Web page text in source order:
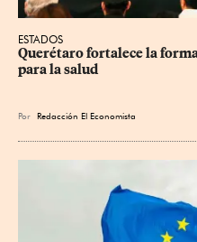
ESTADOS
Querétaro fortalece la
para la salud
Por Redacción El Economista